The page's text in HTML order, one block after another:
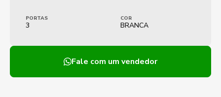
PORTAS
3
COR
BRANCA
Fale com um vendedor